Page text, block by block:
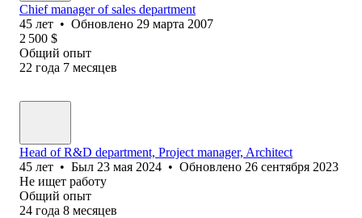
Chief manager of sales department
45 лет • Обновлено 29 марта 2007
2 500 $
Общий опыт
22 года 7 месяцев
Head of R&D department, Project manager, Architect
45 лет • Был 23 мая 2024 • Обновлено 26 сентября 2023
Не ищет работу
Общий опыт
24 года 8 месяцев